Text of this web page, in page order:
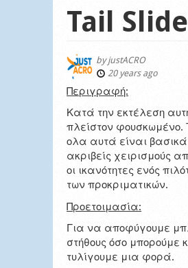
Tail Slide
byjustACRO
20 years ago
Περιγραφή:
Κατά την εκτέλεση
πλείστον φουσκωμένο.
ολα αυτά είναι
ακριβείς χειρισμούς
οι ικανότητες ενός
των προκριματικών.
Προετοιμασία:
Για να αποφύγουμε
στήθους όσο
τυλίγουμε μια φορά.